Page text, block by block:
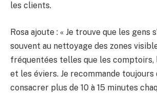
les clients.
Rosa ajoute : « Je trouve que les gens
souvent au nettoyage des zones
fréquentées telles que les comptoirs,
et les éviers. Je recommande toujours
consacrer plus de 10 à 15 minutes